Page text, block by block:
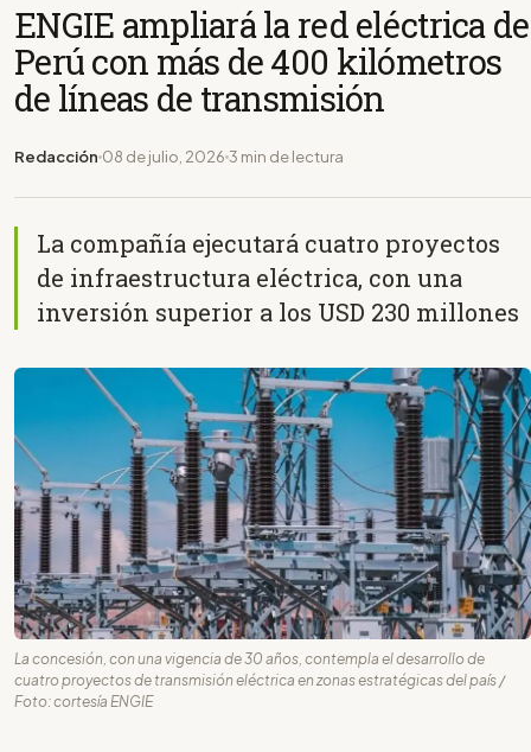
ENGIE ampliará la red eléctrica de
Perú con más de 400 kilómetros
de líneas de transmisión
Redacción 08 de julio, 2026 3 min de lectura
La compañía ejecutará cuatro proyectos
de infraestructura eléctrica, con una
inversión superior a los USD 230 millones
La concesión, con una vigencia de 30 años, contempla el desarrollo de
cuatro proyectos de transmisión eléctrica en zonas estratégicas del país /
Foto: cortesía ENGIE